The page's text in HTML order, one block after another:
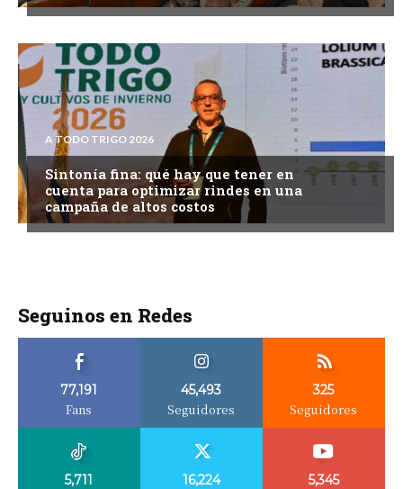
A TODO TRIGO 2026
Sintonía fina: qué hay que tener en
cuenta para optimizar rindes en una
campaña de altos costos
Seguinos en Redes
77,191
Fans
45,493
Seguidores
325
Seguidores
5,711 16,224 5,345